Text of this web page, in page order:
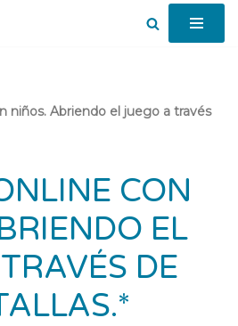
niños. Abriendo el juego a través
CON
EL
DE